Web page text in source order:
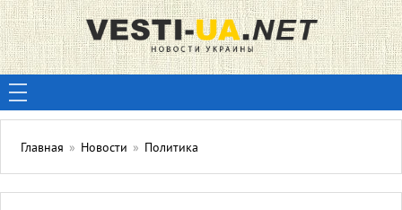
Главная » Новости » Политика